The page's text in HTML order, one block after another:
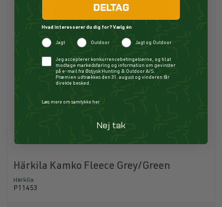
Härkila Kamko Fleece Grey/Green
Härkila
P11453
DELTAG
Hvad interesserer du dig for? Vælg én
Jagt Outdoor Jagt og Outdoor
CheckboxJeg accepterer konkurrencebetingelserne, og til at
modtage markedsføring og information om gevinster
på e-mail fra Østjysk Hunting & Outdoor A/S.
Præmien udtrækkes den 31. august og vinderen får
direkte besked.
Læs mere om samtykke her
Nej tak